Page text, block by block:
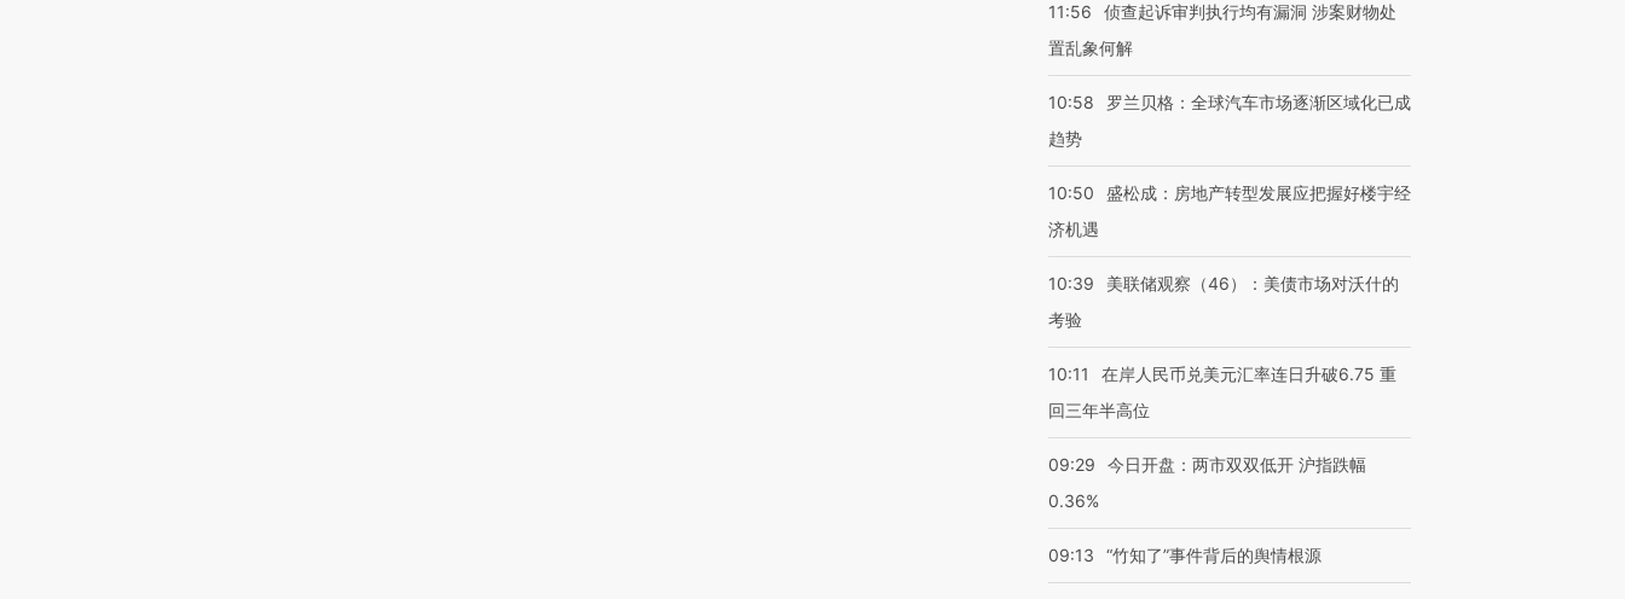
11:56
侦查起诉审判执行均有漏洞 涉案财物处
置乱象何解
10:58
罗兰贝格：全球汽车市场逐渐区域化已成
趋势
10:50
盛松成：房地产转型发展应把握好楼宇经
济机遇
10:39
美联储观察（46）：美债市场对沃什的
考验
10:11
在岸人民币兑美元汇率连日升破6.75 重
回三年半高位
09:29
今日开盘：两市双双低开 沪指跌幅
0.36%
09:13 “竹知了”事件背后的舆情根源